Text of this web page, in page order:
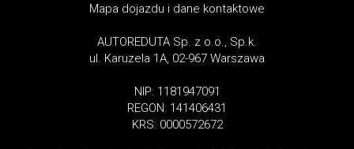
Mapa dojazdu i dane kontaktowe
AUTOREDUTA Sp. z o.o., Sp.k.
ul. Karuzela 1A, 02-967 Warszawa
NIP: 1181947091
REGON: 141406431
KRS: 0000572672